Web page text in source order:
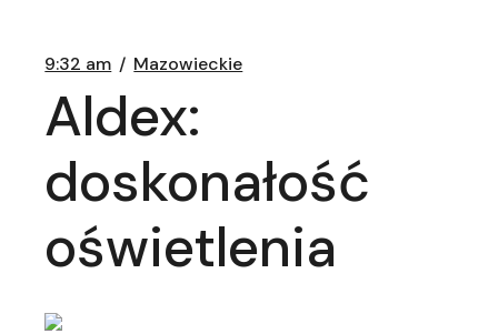
9:32 am Mazowieckie
Aldex:
doskonałość
oświetlenia